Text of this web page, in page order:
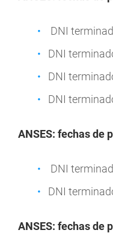
DNI
DNI
DNI
DNI
ANSES: fechas de
DNI
DNI
ANSES: fechas de